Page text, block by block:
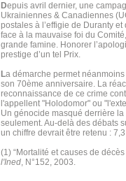
Depuis avril dernier, une
Ukrainiennes & Canadiennes
postales à l’effigie de Duranty
face à la mauvaise foi du
grande famine. Honorer
prestige d’un tel Prix.
La démarche permet
son 70ème anniversaire. La
reconnaissance de ce crime
l'appellent "Holodomor" ou
Un génocide masqué derrière
seulement. Au-delà des débats
un chiffre devrait être retenu :
(1) “Mortalité et causes de
l'Ined, N°152, 2003.